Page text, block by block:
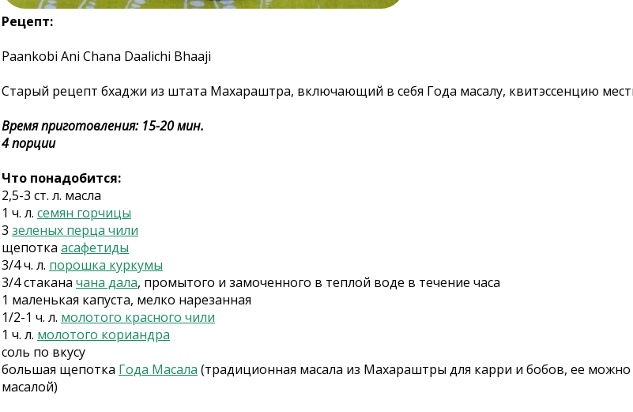
Рецепт:
Paankobi Ani Chana Daalichi Bhaaji
Старый рецепт бхаджи из штата Махараштра, включающий в себя Года масалу, квитэссенцию
Время приготовления: 15-20 мин.
4 порции
Что понадобится:
2,5-3 ст. л. масла
1 ч. л. семян горчицы
3 зеленых перца чили
щепотка асафетиды
3/4 ч. л. порошка куркумы
3/4 стакана чана дала, промытого и замоченного в теплой воде в течение часа
1 маленькая капуста, мелко нарезанная
1/2-1 ч. л. молотого красного чили
1 ч. л. молотого кориандра
соль по вкусу
большая щепотка Года Масала (традиционная масала из Махараштры для карри и бобов, ее
масалой)